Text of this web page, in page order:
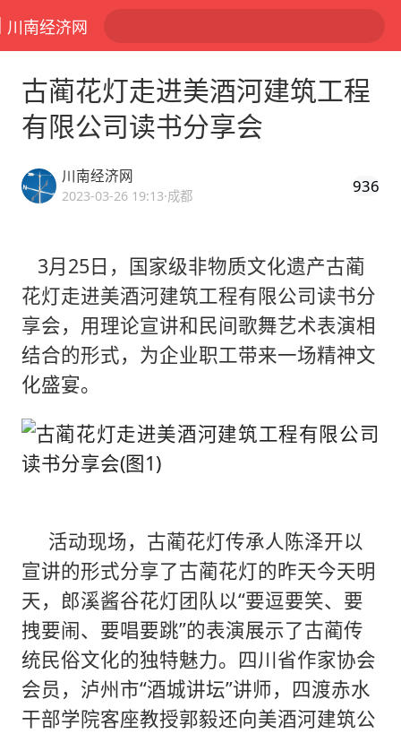
川南经济网
古蔺花灯走进美酒河建筑工程
有限公司读书分享会
川南经济网
2023-03-26 19:13·成都 936
3月25日，国家级非物质文化遗产古蔺
花灯走进美酒河建筑工程有限公司读书分
享会，用理论宣讲和民间歌舞艺术表演相
结合的形式，为企业职工带来一场精神文
化盛宴。
活动现场，古蔺花灯传承人陈泽开以
宣讲的形式分享了古蔺花灯的昨天今天明
天，郎溪酱谷花灯团队以“要逗要笑、要
拽要闹、要唱要跳”的表演展示了古蔺传
统民俗文化的独特魅力。四川省作家协会
会员，泸州市“酒城讲坛”讲师，四渡赤水
干部学院客座教授郭毅还向美酒河建筑公